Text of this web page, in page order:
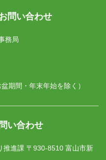
問い合わせ
務局
期間・年末年始を除く）
い合わせ
推進課 〒930-8510 富山市新